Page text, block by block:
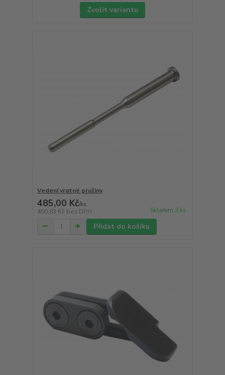
Zvolit variantu
Vedení vratné pružiny
485,00 Kč/ks
400,83 Kč bez DPH Skladem 3 ks
Přidat do košíku